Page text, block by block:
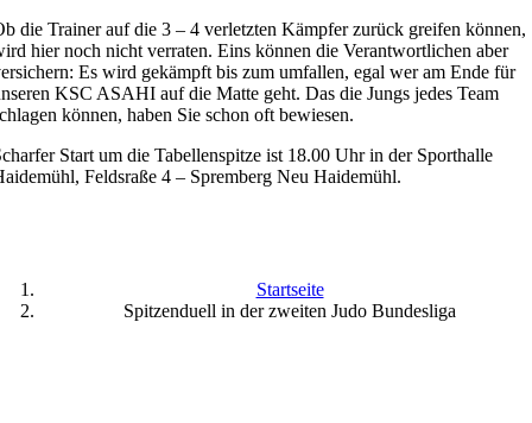
die Trainer auf die 3 – 4 verletzten Kämpfer zurück greifen können,
hier noch nicht verraten. Eins können die Verantwortlichen aber
Es wird gekämpft bis zum umfallen, egal wer am Ende für
KSC ASAHI auf die Matte geht. Das die Jungs jedes Team
können, haben Sie schon oft bewiesen.
Start um die Tabellenspitze ist 18.00 Uhr in der Sporthalle
Feldsraße 4 – Spremberg Neu Haidemühl.
Startseite
Spitzenduell in der zweiten Judo Bundesliga